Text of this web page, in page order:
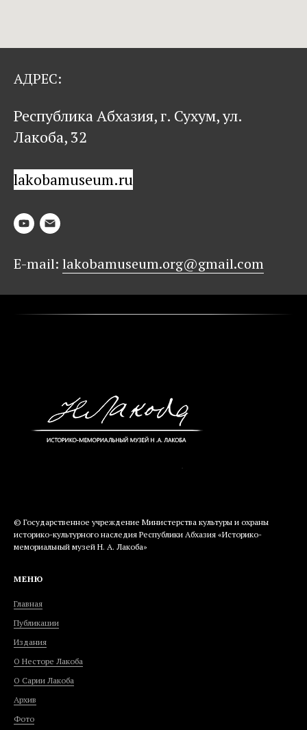
АДРЕС:
Республика Абхазия, г. Сухум, ул.
Лакоба, 32
lakobamuseum.ru
E-mail: lakobamuseum.org@gmail.com
© Государственное учреждение Министерства культуры и охраны
историко-культурного наследия Республики Абхазия «Историко-
мемориальный музей Н. А. Лакоба»
МЕНЮ
Главная
Публикации
Издания
О Несторе Лакоба
О Сарии Лакоба
Архив
Фото